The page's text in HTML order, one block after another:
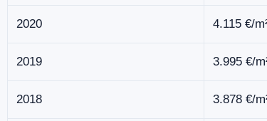
2020 4.115 €/
2019 3.995 €/
2018 3.878 €/